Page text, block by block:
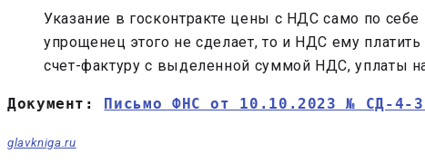
Указание в госконтракте цены с НДС само по
упрощенец этого не сделает, то и НДС ему
счет-фактуру с выделенной суммой НДС, уплаты
Документ: Письмо ФНС от 10.10.2023 № СД-4-3/
glavkniga.ru